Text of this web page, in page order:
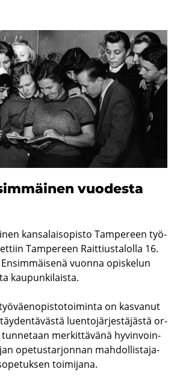
vuo­des­ta
kan­sa­lais­opis­to Tam­pe­reen työ­
Tam­pe­reen Rait­tius­ta­lol­la 16.
vuon­na opis­ke­lun
kau­pun­ki­lais­ta.
on kas­va­nut
luen­to­jär­jes­tä­jäs­tä or­
tun­ne­taan mer­kit­tä­vä­nä hy­vin­voin­
ope­tus­tar­jon­nan mah­dol­lis­ta­ja­
toi­mi­ja­na.